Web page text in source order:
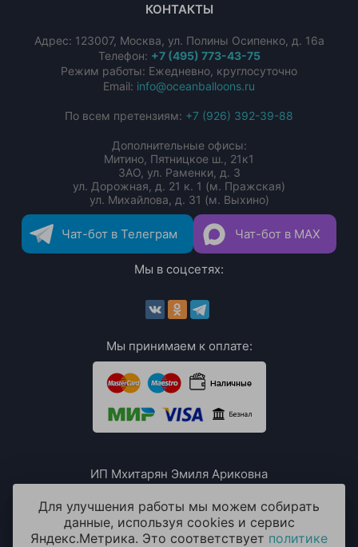
КОНТАКТЫ
Адрес: 123007, Москва, ул. Полины Осипенко, д. 16а
Телефон: +7 (495) 773-43-75
Режим работы: Ежедневно, круглосуточно
Email: info@oceanballoons.ru
По всем претензиям: +7 (926) 392-39-88
Дополнительные офисы:
Митино, Пятницкое ш., 21к1
ЗАО, ул. Раменки, д. 3
ул. Дорожная, д. 21 к. 1 (м. Пражская)
ул. Михайлова, д. 31 (м. Выхино)
Чат-бот в Телеграм Чат-бот в MAX
Мы в соцсетях:
Мы принимаем к оплате:
ИП Мхитарян Эмиля Ариковна
ИНН: 771385063807
ОГРН / ОГРНИП: 319508100076230
Для улучшения работы мы можем собирать
данные, используя cookies и сервис
Яндекс.Метрика. Это соответствует политике